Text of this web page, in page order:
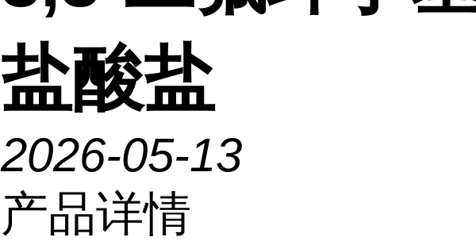
盐酸盐
2026-05-13
产品详情